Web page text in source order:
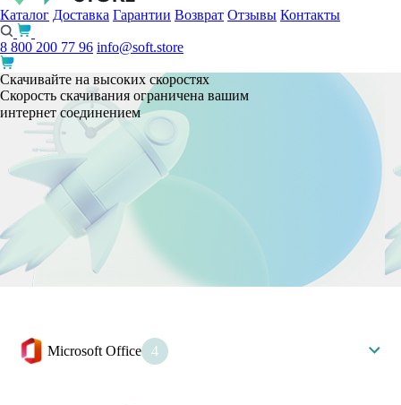
Каталог Доставка Гарантии Возврат Отзывы Контакты
8 800 200 77 96 info@soft.store
Скачивайте на высоких скоростях
Скорость скачивания ограничена вашим
интернет соединением
Microsoft Office 4